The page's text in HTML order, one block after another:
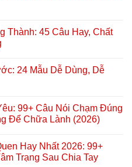
Thành: 45 Câu Hay, Chất
24 Mẫu Dễ Dùng, Dễ
99+ Câu Nói Chạm Đúng
Để Chữa Lành (2026)
Hay Nhất 2026: 99+
Trạng Sau Chia Tay